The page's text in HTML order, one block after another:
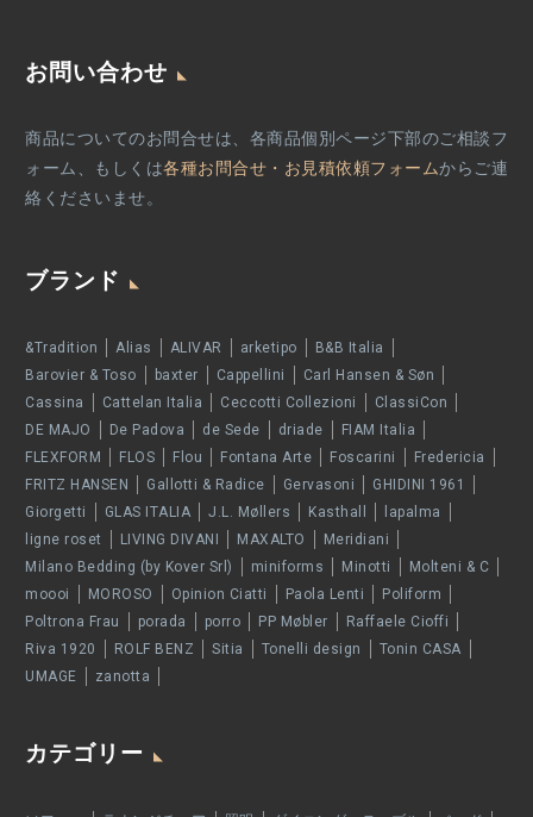
お問い合わせ
商品についてのお問合せは、各商品個別ページ下部のご相談フ
ォーム、もしくは各種お問合せ・お見積依頼フォームからご連
絡くださいませ。
ブランド
&Tradition Alias ALIVAR arketipo
B&B Italia
Barovier & Toso
baxter Cappellini
Carl Hansen & Søn
Cassina
Cattelan Italia Ceccotti Collezioni
ClassiCon
DE MAJO
De Padova de Sede driade
FIAM Italia
FLEXFORM
FLOS Flou Fontana Arte Foscarini
Fredericia
FRITZ HANSEN
Gallotti & Radice Gervasoni
GHIDINI 1961
Giorgetti
GLAS ITALIA J.L. Møllers Kasthall
lapalma
ligne roset
LIVING DIVANI MAXALTO
Meridiani
Milano Bedding (by Kover Srl)
miniforms Minotti
Molteni & C
moooi
MOROSO Opinion Ciatti Paola Lenti
Poliform
Poltrona Frau
porada porro PP Møbler
Raffaele Cioffi
Riva 1920
ROLF BENZ Sitia Tonelli design
Tonin CASA
UMAGE
zanotta
カテゴリー